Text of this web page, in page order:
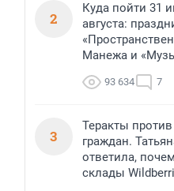
2
Куда пойти 31
августа:
Манежа и
93 634 7
3
Теракты
граждан.
ответила,
склады